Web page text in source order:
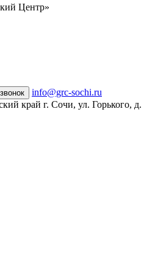
Центр»
info@grc-sochi.ru
край г. Сочи, ул. Горького, д.